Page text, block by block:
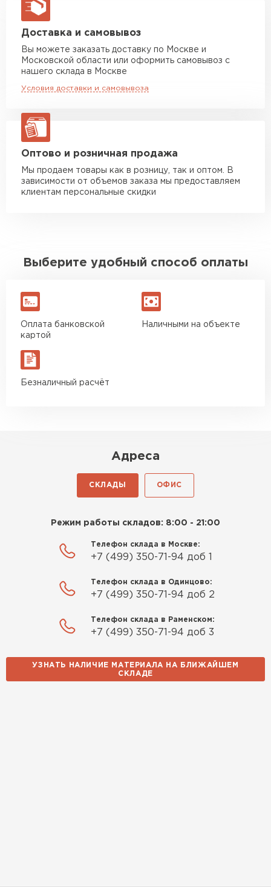
макс. длина груза 13,5 м
Манипулятор до 5 тн
Манипулятор до 10 тн
макс. длина груза 8 м
макс. длина груза 13,5 м
ЗАКАЗАТЬ С ДОСТАВКОЙ
Доставка и самовывоз
Вы можете заказать доставку по Москве и
Московской области или оформить самовывоз с
нашего склада в Москве
Условия доставки и самовывоза
Оптово и розничная продажа
Мы продаем товары как в розницу, так и оптом. В
зависимости от объемов заказа мы предоставляем
клиентам персональные скидки
Выберите удобный способ оплаты
Оплата банковской
картой
Наличными на объекте
Безналичный расчёт
Адреса
СКЛАДЫ ОФИС
Режим работы складов: 8:00 - 21:00
Телефон склада в Москве:
+7 (499) 350-71-94 доб 1
Телефон склада в Одинцово:
+7 (499) 350-71-94 доб 2
Телефон склада в Раменском:
+7 (499) 350-71-94 доб 3
УЗНАТЬ НАЛИЧИЕ МАТЕРИАЛА НА БЛИЖАЙШЕМ
СКЛАДЕ